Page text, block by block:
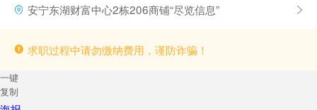
安宁东湖财富中心2栋206商铺“尽览信息”
求职过程中请勿缴纳费用，谨防诈骗！
一键
复制